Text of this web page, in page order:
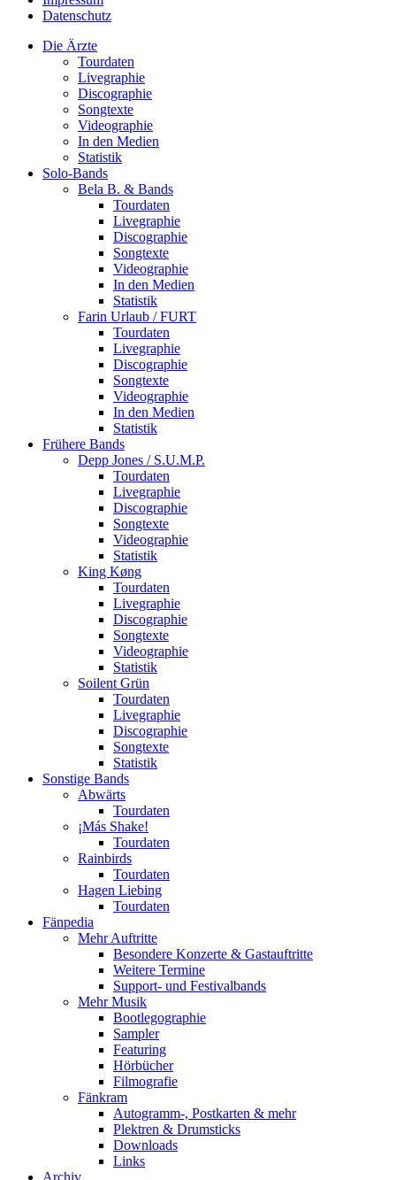
Datenschutz
Die Ärzte
Tourdaten
Livegraphie
Discographie
Songtexte
Videographie
In den Medien
Statistik
Solo-Bands
Bela B. & Bands
Tourdaten
Livegraphie
Discographie
Songtexte
Videographie
In den Medien
Statistik
Farin Urlaub / FURT
Tourdaten
Livegraphie
Discographie
Songtexte
Videographie
In den Medien
Statistik
Frühere Bands
Depp Jones / S.U.M.P.
Tourdaten
Livegraphie
Discographie
Songtexte
Videographie
Statistik
King Køng
Tourdaten
Livegraphie
Discographie
Songtexte
Videographie
Statistik
Soilent Grün
Tourdaten
Livegraphie
Discographie
Songtexte
Statistik
Sonstige Bands
Abwärts
Tourdaten
¡Más Shake!
Tourdaten
Rainbirds
Tourdaten
Hagen Liebing
Tourdaten
Fänpedia
Mehr Auftritte
Besondere Konzerte & Gastauftritte
Weitere Termine
Support- und Festivalbands
Mehr Musik
Bootlegographie
Sampler
Featuring
Hörbücher
Filmografie
Fänkram
Autogramm-, Postkarten & mehr
Plektren & Drumsticks
Downloads
Links